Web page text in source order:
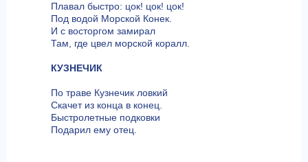
Плавал быстро: цок! цок! цок!
Под водой Морской Конек.
И с восторгом замирал
Там, где цвел морской коралл.
КУЗНЕЧИК
По траве Кузнечик ловкий
Скачет из конца в конец.
Быстролетные подковки
Подарил ему отец.